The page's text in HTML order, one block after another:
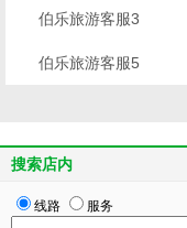
伯乐旅游客服3
伯乐旅游客服5
搜索店内
线路 服务